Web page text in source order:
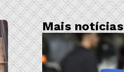
Mais notícias